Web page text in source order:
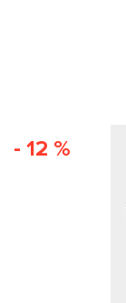
- 12 %